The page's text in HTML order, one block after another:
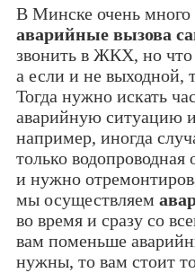
В Минске очень много
аварийные вызова
звонить в ЖКХ, но
а если и не выходной,
Тогда нужно искать
аварийную ситуацию
например, иногда
только
и нужно
мы осуществляем
во время и сразу со
вам поменьше
нужны, то вам стоит